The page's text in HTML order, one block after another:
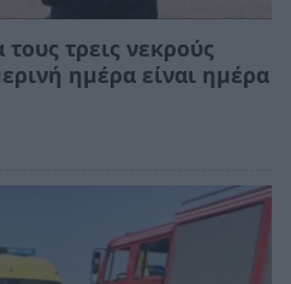
τρεις νεκρούς
ημέρα είναι ημέρα